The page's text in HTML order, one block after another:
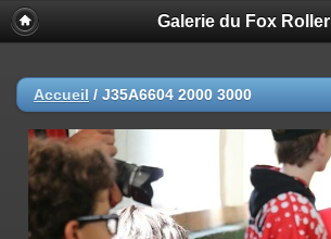
Galerie du Fox Roller
Accueil / J35A6604 2000 3000